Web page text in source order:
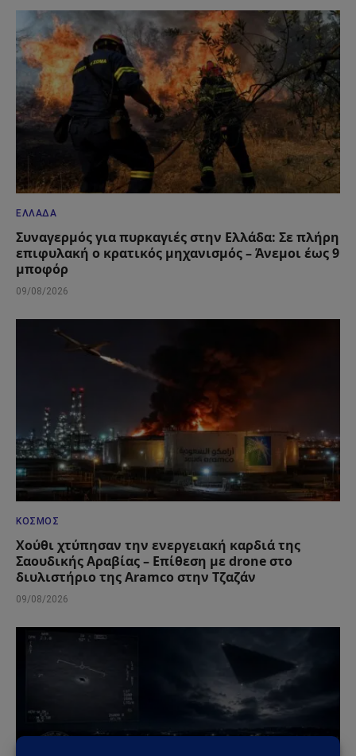
ΕΛΛΆΔΑ
Συναγερμός για πυρκαγιές στην Ελλάδα: Σε πλήρη
επιφυλακή ο κρατικός μηχανισμός – Άνεμοι έως 9
μποφόρ
09/08/2026
ΚΌΣΜΟΣ
Χούθι χτύπησαν την ενεργειακή καρδιά της
Σαουδικής Αραβίας – Επίθεση με drone στο
διυλιστήριο της Aramco στην Τζαζάν
09/08/2026